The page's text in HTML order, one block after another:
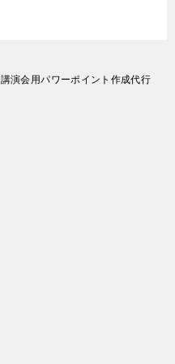
講演会用パワーポイント作成代行